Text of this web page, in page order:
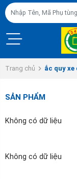
Trang chủ ắc quy
SẢN PHẨM
Không có dữ liệu
Không có dữ liệu